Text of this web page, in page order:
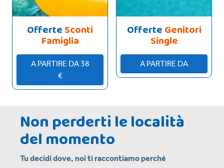
OfferteSconti
Famiglia
A PARTIRE DA 38
€
OfferteGenitori
Single
A PARTIRE DA
Non perderti le località
del momento
Tu decidi dove, noi ti raccontiamo perché